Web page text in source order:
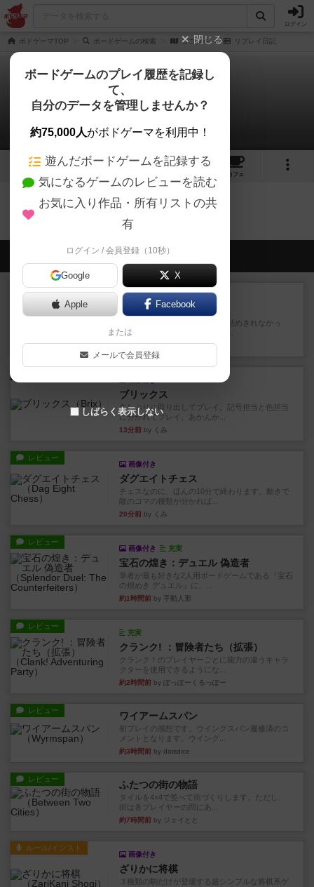
ログイン
ボドゲーマTOP ボードゲームの検索 ココタキ リプレイ日記
ココタキ
0件のリプレイ日記
1 4
カフェ
ココタキのトップに戻る
会員の新しい投稿
リプレイ
リーダーズ
久しぶりに取り出してプレイ。詰めきれなかっ
た…であっさり追い込まれて負...
8分前by くみ
ブリックス
久しぶりに取り出してプレイ。記号担当と色担当
に分かれてプレイ。あかんか...
13分前 by くみ
レビュー
画像付き
ダグエイトチェス
チェスなのに、ほんの10分で終わります。動きで
敵のコマの種類が分かれば...
20分前 by くみ
レビュー
画像付き 充実
宝石の煌き：デュエル 偽造者
筆者が最も好きな2人用ボードゲームである『宝石
の煌めき デュエル』に、...
約1時間前 by 手動人形
レビュー
充実
クランク! ：冒険者たち（拡張）
クランク！のプレイヤーごとに能力の違うキャラ
クターを使用できるようにな...
約2時間前 by ぽっぽーくるっぽー
レビュー ワイアームスパン
初プレイの感想です。ウイングスパン履修済のコ
メントとなります。ウイング...
約3時間前 by daisdice
レビュー ふたつの街の物語
タイルを4×4で並べて街づくりします。ただし、
街は各プレイヤーの間にあ...
約7時間前 by ジェイとと
ルール/インスト
画像付き
ざりかに将棋
３種類の駒だけが登場する超シンプルな将棋系ゲ
閉じる
ボードゲームのプレイ履歴を記録し
て、
自分のデータを管理しませんか？
約75,000人がボドゲーマを利用中！
遊んだボードゲームを記録する
気になるゲームのレビューを読む
お気に入り作品・所有リストの共
有
ログイン / 会員登録（10秒）
Google X
Apple Facebook
または
メールで会員登録
しばらく表示しない